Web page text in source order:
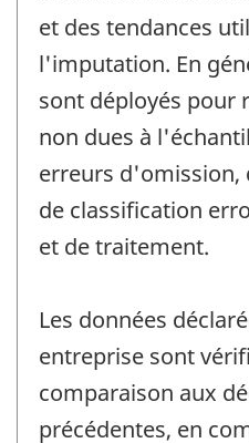
et des tendances
l'imputation. En
sont déployés pour
non dues à
erreurs d'omission,
de classification
et de traitement.
Les données
entreprise sont
comparaison aux
précédentes, en